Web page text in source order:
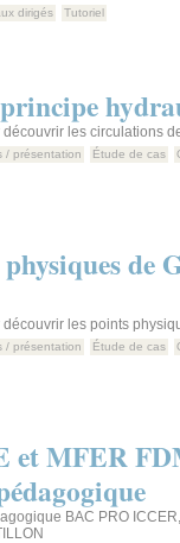
dirigés Tutoriel
principe
les circulations
/ présentation Étude de cas
de
les points
/ présentation Étude de cas
et MFER
BAC PRO